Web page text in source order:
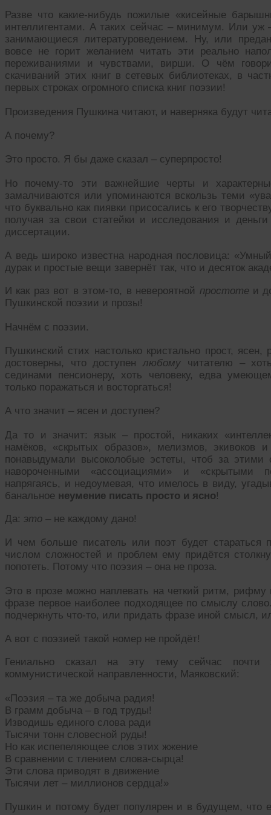
Разве что какие-нибудь пожилые «кисейные
интеллигентами. А таких сейчас – минимум. Или уж
занимающиеся литературоведением. Ну, или
вовсе не горит желанием читать эти реально
переживаниями и чувствами, вирши. О чём
скачиваний этих книг в сетевых библиотеках, в
первых строках огромного списка книг поэзии!
Произведения Пушкина читают, и наверняка будут
А почему?
Это просто. Я бы даже сказал – суперпросто!
Но почему-то эти важнейшие черты и
замалчиваются или упоминаются вскользь теми
что буквально как пиявки присосались к его
получая за свои статейки и исследования и
диссертации.
А ведь широко известна народная пословица:
дурак и простые вещи завернёт так, что и десяток
И как раз вот в этом-то, в невероятной простотеи
Пушкинской поэзии и прозы!
Начнём с поэзии.
Пушкинский стих настолько кристально прост,
достоверны, что доступенлюбому читателю –
сединами пенсионеру, хоть человеку, едва
только поражаться и восторгаться!
А что значит – ясен и доступен?
Да то и значит: язык – простой, никаких
намёков, «скрытых образов», мелизмов, экивоков
понавыдумали высоколобые эстеты, чтоб за
навороченными «ассоциациями» и «скрытыми
напрягаясь, и недоумевая, что имелось в виду,
банальное неумение писать просто и ясно!
Да: это – не каждому дано!
И чем больше писатель или поэт будет
числом сложностей и проблем ему придётся
попотеть. Потому что поэзия – она не проза.
Это в прозе можно наплевать на четкий ритм,
фразе первое наиболее подходящее по смыслу
подчеркнуть что-то, или придать фразе иной смысл,
А вот с поэзией такой номер не пройдёт!
Гениально сказал на эту тему сейчас почти
коммунистической направленности, Маяковский:
«Поэзия – та же добыча радия!
В грамм добыча – в год труды!
Изводишь единого слова ради
Тысячи тонн словесной руды!
Но как испепеляющее слов этих жжение
В сравнении с тлением слова-сырца!
Эти слова приводят в движение
Тысячи лет – миллионов сердца!»
Пушкин и потому будет популярен и в будущем, что